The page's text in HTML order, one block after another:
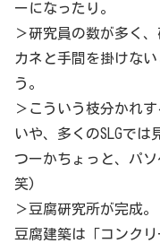
ーになったり。
＞研究員の数が多く
カネと手間を掛けな
う。
＞こういう枝分かれ
いや、多くのSLGで
つーかちょっと、パ
笑)
＞豆腐研究所が完成。
豆腐建築は「コンク